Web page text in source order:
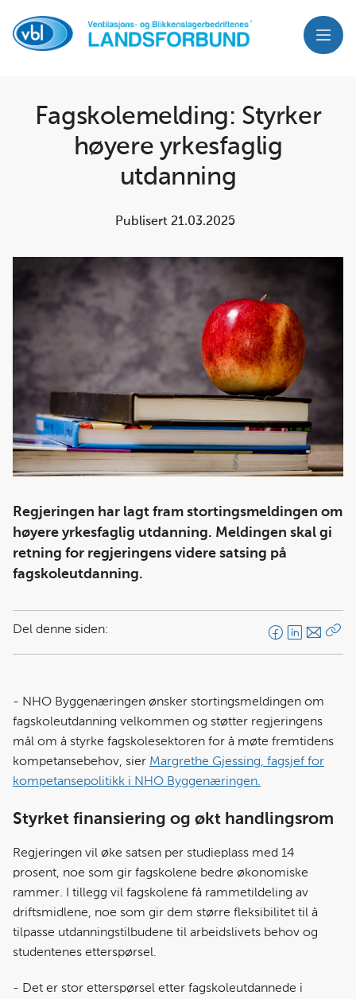
Meny
Fagskolemelding: Styrker
høyere yrkesfaglig
utdanning
Publisert 21.03.2025
Regjeringen har lagt fram stortingsmeldingen om
høyere yrkesfaglig utdanning. Meldingen skal gi
retning for regjeringens videre satsing på
fagskoleutdanning.
Del denne siden:
F
e
b
o
o
L
k
e
E
o
s
t
- NHO Byggenæringen ønsker stortingsmeldingen om
fagskoleutdanning velkommen og støtter regjeringens
mål om å styrke fagskolesektoren for å møte fremtidens
kompetansebehov, sier Margrethe Gjessing, fagsjef for
kompetansepolitikk i NHO Byggenæringen.
Styrket finansiering og økt handlingsrom
Regjeringen vil øke satsen per studieplass med 14
prosent, noe som gir fagskolene bedre økonomiske
rammer. I tillegg vil fagskolene få rammetildeling av
driftsmidlene, noe som gir dem større fleksibilitet til å
tilpasse utdanningstilbudene til arbeidslivets behov og
studentenes etterspørsel.
- Det er stor etterspørsel etter fagskoleutdannede i